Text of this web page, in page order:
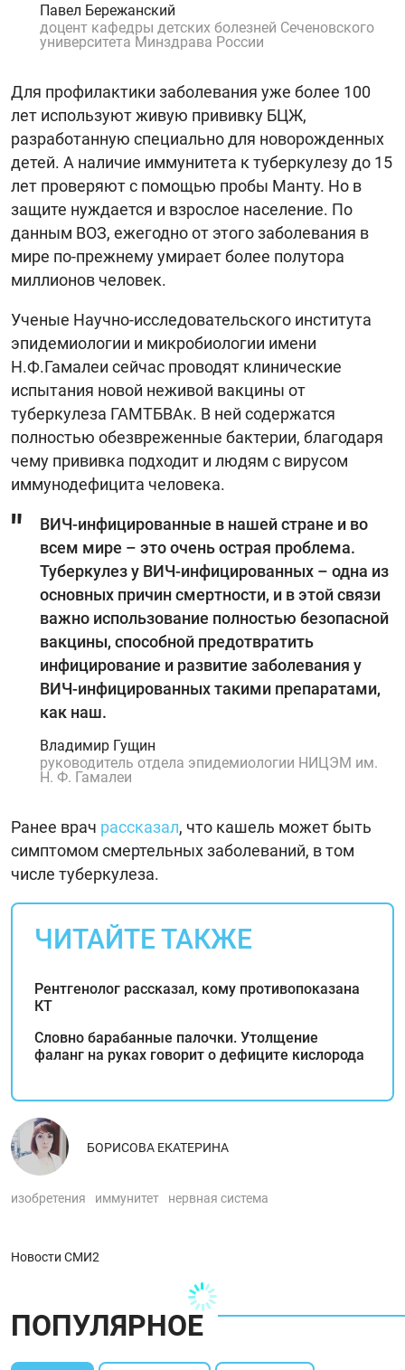
Павел Бережанский
доцент кафедры детских болезней Сеченовского
университета Минздрава России
Для профилактики заболевания уже более 100
лет используют живую прививку БЦЖ,
разработанную специально для новорожденных
детей. А наличие иммунитета к туберкулезу до 15
лет проверяют с помощью пробы Манту. Но в
защите нуждается и взрослое население. По
данным ВОЗ, ежегодно от этого заболевания в
мире по-прежнему умирает более полутора
миллионов человек.
Ученые Научно-исследовательского института
эпидемиологии и микробиологии имени
Н.Ф.Гамалеи сейчас проводят клинические
испытания новой неживой вакцины от
туберкулеза ГАМТБВАк. В ней содержатся
полностью обезвреженные бактерии, благодаря
чему прививка подходит и людям с вирусом
иммунодефицита человека.
ВИЧ-инфицированные в нашей стране и во
всем мире – это очень острая проблема.
Туберкулез у ВИЧ-инфицированных – одна из
основных причин смертности, и в этой связи
важно использование полностью безопасной
вакцины, способной предотвратить
инфицирование и развитие заболевания у
ВИЧ-инфицированных такими препаратами,
как наш.
Владимир Гущин
руководитель отдела эпидемиологии НИЦЭМ им.
Н. Ф. Гамалеи
Ранее врач рассказал, что кашель может быть
симптомом смертельных заболеваний, в том
числе туберкулеза.
ЧИТАЙТЕ ТАКЖЕ
Рентгенолог рассказал, кому противопоказана
КТ
Словно барабанные палочки. Утолщение
фаланг на руках говорит о дефиците кислорода
БОРИСОВА ЕКАТЕРИНА
изобретения иммунитет нервная система
Новости СМИ2
ПОПУЛЯРНОЕ